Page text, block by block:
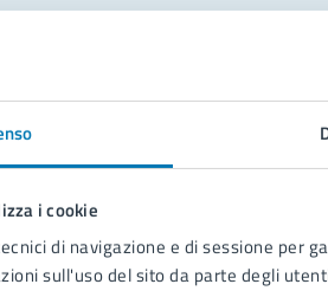
i cookie
di navigazione e di sessione per
sull'uso del sito da parte degli